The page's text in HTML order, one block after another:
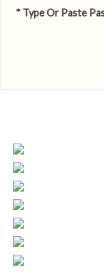
* Type Or Paste